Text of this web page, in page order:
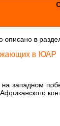
описано в
в ЮАР
западном